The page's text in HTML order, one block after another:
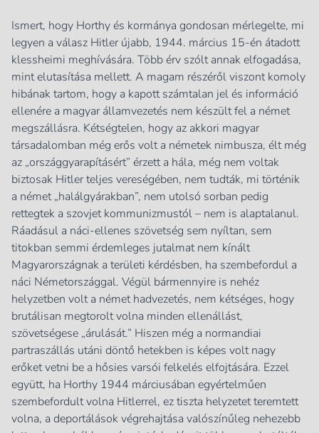
Ismert, hogy Horthy és kormánya gondosan mérlegelte, mi
legyen a válasz Hitler újabb, 1944. március 15-én átadott
klessheimi meghívására. Több érv szólt annak elfogadása,
mint elutasítása mellett. A magam részéről viszont komoly
hibának tartom, hogy a kapott számtalan jel és információ
ellenére a magyar államvezetés nem készült fel a német
megszállásra. Kétségtelen, hogy az akkori magyar
társadalomban még erős volt a németek nimbusza, élt még
az „országgyarapításért” érzett a hála, még nem voltak
biztosak Hitler teljes vereségében, nem tudták, mi történik
a német „halálgyárakban”, nem utolsó sorban pedig
rettegtek a szovjet kommunizmustól – nem is alaptalanul.
Ráadásul a náci-ellenes szövetség sem nyíltan, sem
titokban semmi érdemleges jutalmat nem kínált
Magyarországnak a területi kérdésben, ha szembefordul a
náci Németországgal. Végül bármennyire is nehéz
helyzetben volt a német hadvezetés, nem kétséges, hogy
brutálisan megtorolt volna minden ellenállást,
szövetségese „árulását.” Hiszen még a normandiai
partraszállás utáni döntő hetekben is képes volt nagy
erőket vetni be a hősies varsói felkelés elfojtására. Ezzel
együtt, ha Horthy 1944 márciusában egyértelműen
szembefordult volna Hitlerrel, ez tiszta helyzetet teremtett
volna, a deportálások végrehajtása valószínűleg nehezebb